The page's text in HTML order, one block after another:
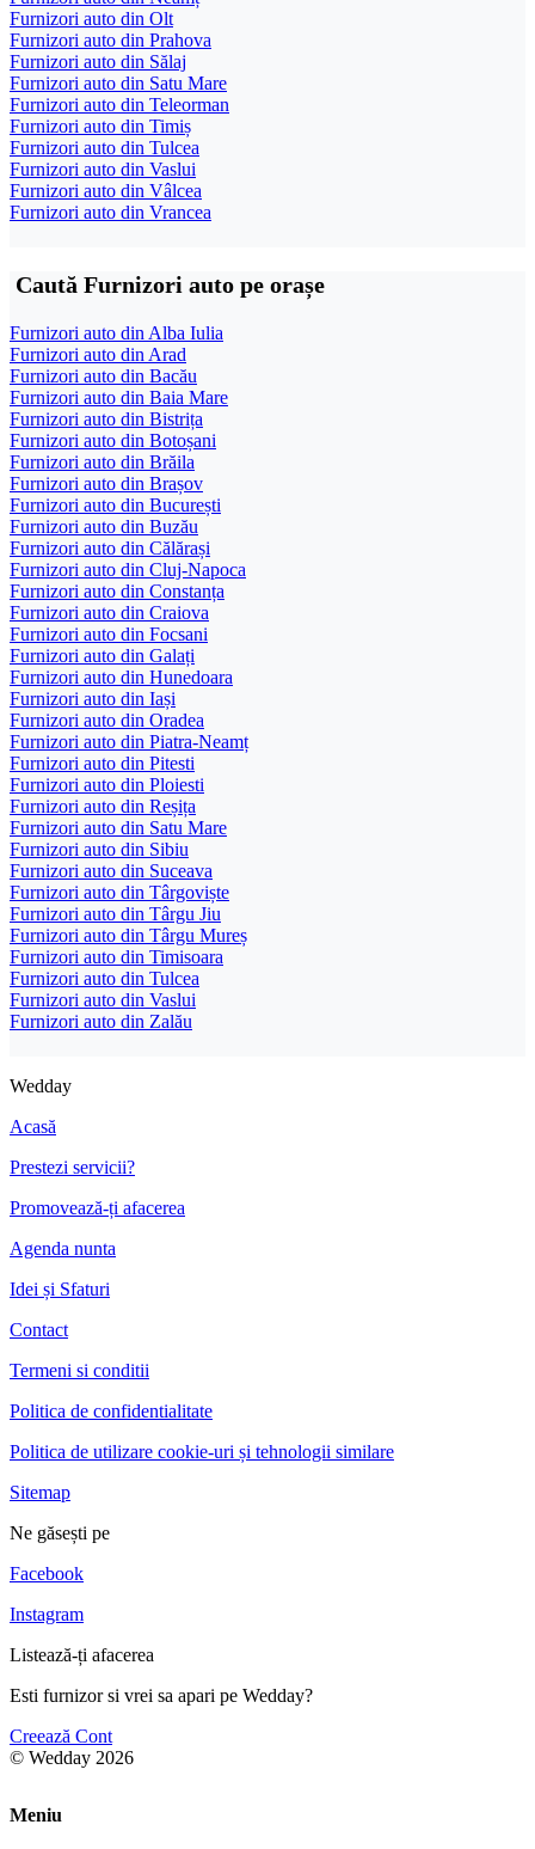
Furnizori auto din Olt
Furnizori auto din Prahova
Furnizori auto din Sălaj
Furnizori auto din Satu Mare
Furnizori auto din Teleorman
Furnizori auto din Timiș
Furnizori auto din Tulcea
Furnizori auto din Vaslui
Furnizori auto din Vâlcea
Furnizori auto din Vrancea
Caută Furnizori auto pe orașe
Furnizori auto din Alba Iulia
Furnizori auto din Arad
Furnizori auto din Bacău
Furnizori auto din Baia Mare
Furnizori auto din Bistrița
Furnizori auto din Botoșani
Furnizori auto din Brăila
Furnizori auto din Brașov
Furnizori auto din București
Furnizori auto din Buzău
Furnizori auto din Călărași
Furnizori auto din Cluj-Napoca
Furnizori auto din Constanța
Furnizori auto din Craiova
Furnizori auto din Focsani
Furnizori auto din Galați
Furnizori auto din Hunedoara
Furnizori auto din Iași
Furnizori auto din Oradea
Furnizori auto din Piatra-Neamț
Furnizori auto din Pitesti
Furnizori auto din Ploiesti
Furnizori auto din Reșița
Furnizori auto din Satu Mare
Furnizori auto din Sibiu
Furnizori auto din Suceava
Furnizori auto din Târgoviște
Furnizori auto din Târgu Jiu
Furnizori auto din Târgu Mureș
Furnizori auto din Timisoara
Furnizori auto din Tulcea
Furnizori auto din Vaslui
Furnizori auto din Zalău
Wedday
Acasă
Prestezi servicii?
Promovează-ți afacerea
Agenda nunta
Idei și Sfaturi
Contact
Termeni si conditii
Politica de confidentialitate
Politica de utilizare cookie-uri și tehnologii similare
Sitemap
Ne găsești pe
Facebook
Instagram
Listează-ți afacerea
Esti furnizor si vrei sa apari pe Wedday?
Creează Cont
© Wedday 2026
Meniu